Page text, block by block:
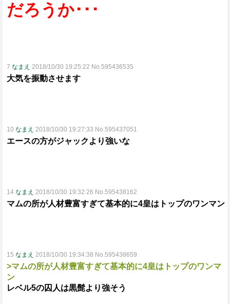
だろうか･･･
7 なまえ 2018/10/30 19:25:22 No.595436535
大気を振動させます
10 なまえ 2018/10/30 19:27:33 No.595437051
エースの方がジャックより強いな
14 なまえ 2018/10/30 19:32:26 No.595438162
マムの所が人材豊富すぎて基本的に4皇はトップのワンマン
15 なまえ 2018/10/30 19:34:38 No.595438659
>マムの所が人材豊富すぎて基本的に4皇はトップのワンマ
ン
レベル5の囚人は黒髭より強そう